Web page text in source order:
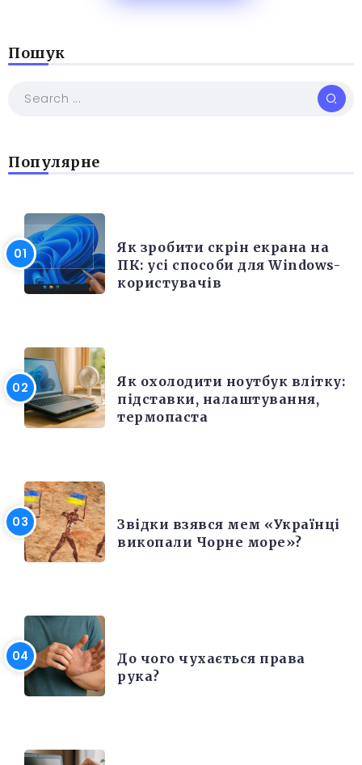
Пошук
Популярне
Як зробити скрін екрана на
ПК: усі способи для Windows-
користувачів
Як охолодити ноутбук влітку:
підставки, налаштування,
термопаста
Звідки взявся мем «Українці
викопали Чорне море»?
До чого чухається права
рука?